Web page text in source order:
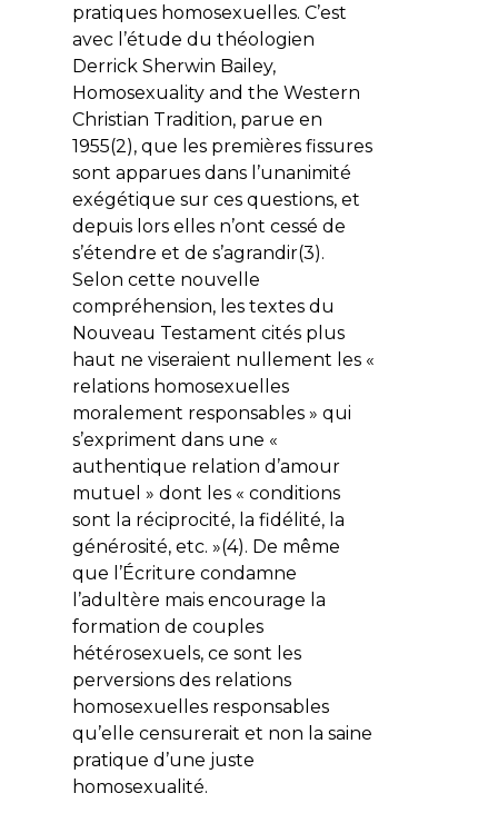
pratiques homosexuelles. C’est
avec l’étude du théologien
Derrick Sherwin Bailey,
Homosexuality and the Western
Christian Tradition, parue en
1955(2), que les premières fissures
sont apparues dans l’unanimité
exégétique sur ces questions, et
depuis lors elles n’ont cessé de
s’étendre et de s’agrandir(3).
Selon cette nouvelle
compréhension, les textes du
Nouveau Testament cités plus
haut ne viseraient nullement les «
relations homosexuelles
moralement responsables » qui
s’expriment dans une «
authentique relation d’amour
mutuel » dont les « conditions
sont la réciprocité, la fidélité, la
générosité, etc. »(4). De même
que l’Écriture condamne
l’adultère mais encourage la
formation de couples
hétérosexuels, ce sont les
perversions des relations
homosexuelles responsables
qu’elle censurerait et non la saine
pratique d’une juste
homosexualité.